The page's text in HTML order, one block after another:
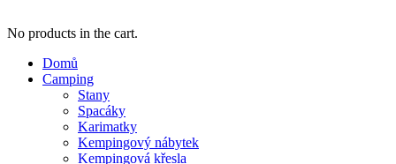
No products in the cart.
Domů
Camping
Stany
Spacáky
Karimatky
Kempingový nábytek
Kempingová křesla